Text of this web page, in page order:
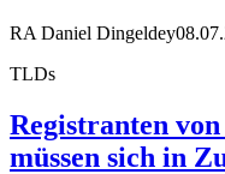
RA Daniel Dingeldey
TLDs
Registranten
müssen sich in